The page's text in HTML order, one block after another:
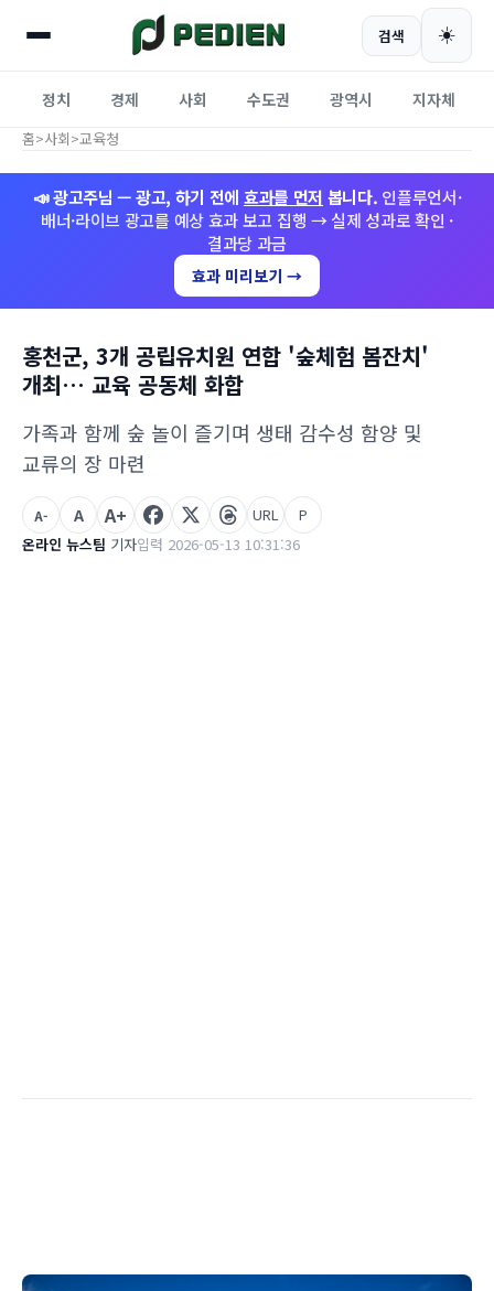
검색 ☀️
정치 경제 사회 수도권 광역시 지자체
홈>사회>교육청
📣 광고주님 — 광고, 하기 전에 효과를 먼저 봅니다. 인플루언서·
배너·라이브 광고를 예상 효과 보고 집행 → 실제 성과로 확인 ·
결과당 과금
효과 미리보기 →
홍천군, 3개 공립유치원 연합 '숲체험 봄잔치'
개최… 교육 공동체 화합
가족과 함께 숲 놀이 즐기며 생태 감수성 함양 및
교류의 장 마련
온라인 뉴스팀 기자입력 2026-05-13 10:31:36
A- A A+ URL P